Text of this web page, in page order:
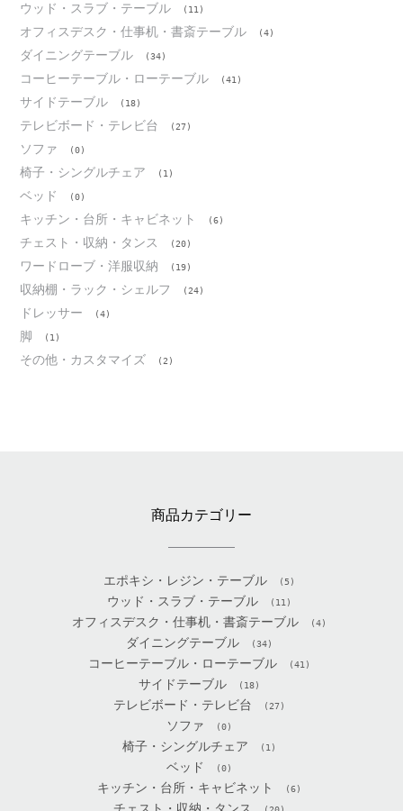
ウッド・スラブ・テーブル (11)
オフィスデスク・仕事机・書斎テーブル (4)
ダイニングテーブル (34)
コーヒーテーブル・ローテーブル (41)
サイドテーブル (18)
テレビボード・テレビ台 (27)
ソファ (0)
椅子・シングルチェア (1)
ベッド (0)
キッチン・台所・キャビネット (6)
チェスト・収納・タンス (20)
ワードローブ・洋服収納 (19)
収納棚・ラック・シェルフ (24)
ドレッサー (4)
脚 (1)
その他・カスタマイズ (2)
商品カテゴリー
エポキシ・レジン・テーブル (5)
ウッド・スラブ・テーブル (11)
オフィスデスク・仕事机・書斎テーブル (4)
ダイニングテーブル (34)
コーヒーテーブル・ローテーブル (41)
サイドテーブル (18)
テレビボード・テレビ台 (27)
ソファ (0)
椅子・シングルチェア (1)
ベッド (0)
キッチン・台所・キャビネット (6)